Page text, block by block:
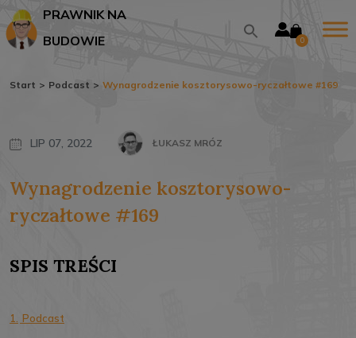
PRAWNIK NA
BUDOWIE
0
Start > Podcast > Wynagrodzenie kosztorysowo-ryczałtowe #169
LIP 07, 2022 ŁUKASZ MRÓZ
Wynagrodzenie kosztorysowo-
ryczałtowe #169
SPIS TREŚCI
1. Podcast